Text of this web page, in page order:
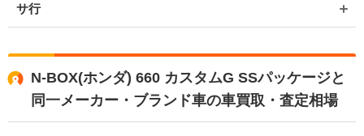
サ行
N-BOX(ホンダ) 660 カスタムG SSパッケージと
同一メーカー・ブランド車の車買取・査定相場